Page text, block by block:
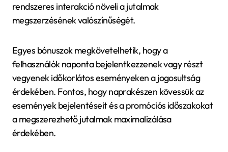
rendszeres interakció növeli a jutalmak
megszerzésének valószínűségét.
Egyes bónuszok megkövetelhetik, hogy a
felhasználók naponta bejelentkezzenek vagy részt
vegyenek időkorlátos eseményeken a jogosultság
érdekében. Fontos, hogy naprakészen kövessük az
események bejelentéseit és a promóciós időszakokat
a megszerezhető jutalmak maximalizálása
érdekében.